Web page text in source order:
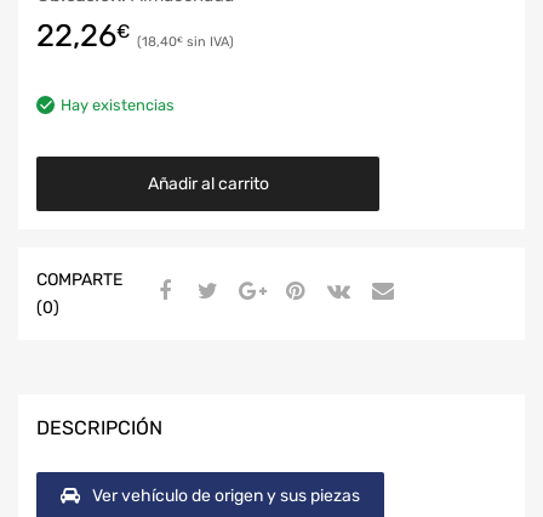
22,26€ 18,40€
Hay existencias
Añadir al carrito
COMPARTE
(0)
DESCRIPCIÓN
Ver vehículo de origen y sus piezas